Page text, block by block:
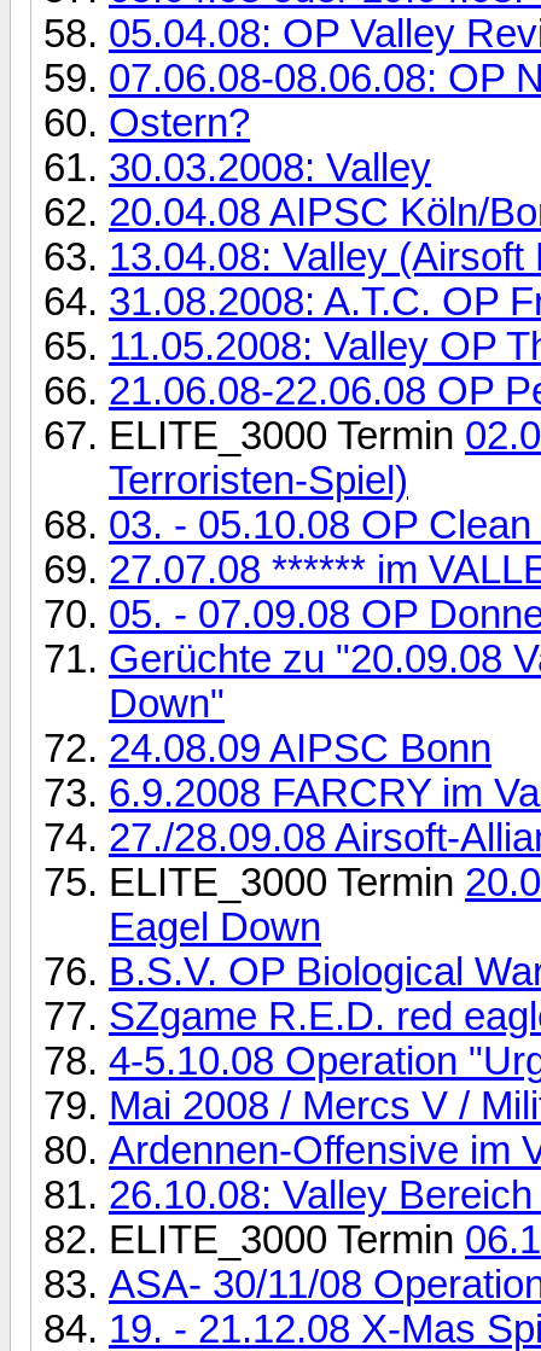
05.04.08: OP Valley
07.06.08-08.06.08: OP
Ostern?
30.03.2008: Valley
20.04.08 AIPSC Köln/
13.04.08: Valley
31.08.2008: A.T.C. OP
11.05.2008: Valley OP
21.06.08-22.06.08 OP
ELITE_3000 Termin
Terroristen-Spiel)
03. - 05.10.08 OP
27.07.08 ****** im
05. - 07.09.08 OP
Gerüchte zu "20.09.08
Down"
24.08.09 AIPSC Bonn
6.9.2008 FARCRY im
27./28.09.08 Airsoft-
ELITE_3000 Termin
Eagel Down
B.S.V. OP Biological
SZgame R.E.D. red
4-5.10.08 Operation
Mai 2008 / Mercs V /
Ardennen-Offensive im
26.10.08: Valley
ELITE_3000 Termin
ASA- 30/11/08
19. - 21.12.08 X-Mas